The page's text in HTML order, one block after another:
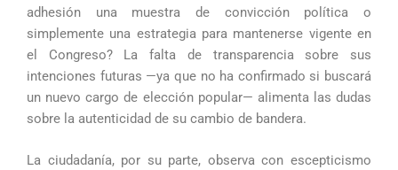
adhesión una muestra de convicción política o
simplemente una estrategia para mantenerse vigente en
el Congreso? La falta de transparencia sobre sus
intenciones futuras —ya que no ha confirmado si buscará
un nuevo cargo de elección popular— alimenta las dudas
sobre la autenticidad de su cambio de bandera.
La ciudadanía, por su parte, observa con escepticismo